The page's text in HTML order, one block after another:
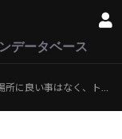
データベース
トップレーナーにまともなやつはいない